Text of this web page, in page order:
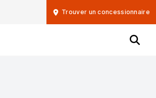
Trouver un concessionnaire